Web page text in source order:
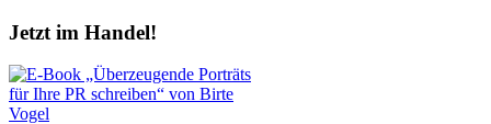
Jetzt im Handel!